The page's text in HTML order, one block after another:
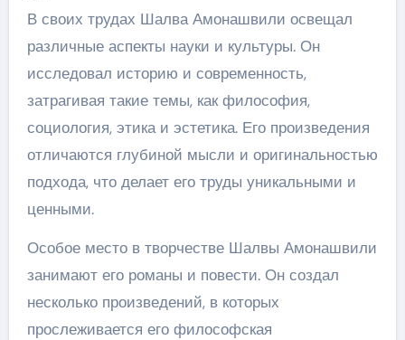
В своих трудах Шалва Амонашвили освещал
различные аспекты науки и культуры. Он
исследовал историю и современность,
затрагивая такие темы, как философия,
социология, этика и эстетика. Его произведения
отличаются глубиной мысли и оригинальностью
подхода, что делает его труды уникальными и
ценными.
Особое место в творчестве Шалвы Амонашвили
занимают его романы и повести. Он создал
несколько произведений, в которых
прослеживается его философская